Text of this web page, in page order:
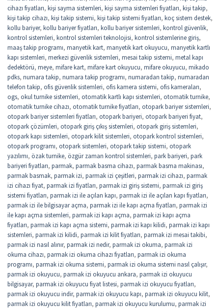
cihazı fiyatları, kişi sayma sistemleri, kişi sayma sistemleri fiyatları, kişi takip,
kişi takip cihazı, kişi takip sistemi, kişi takip sistemi fiyatları, koç sistem destek,
kollu bariyer, kollu bariyer fiyatları, kollu bariyer sistemleri, kontrol güvenlik,
kontrol sistemleri, kontrol sistemleri teknolojisi, kontrol sistemlerine giriş,
maaş takip programı, manyetik kart, manyetik kart okuyucu, manyetik kartlı
kapı sistemleri, merkezi güvenlik sistemleri, mesai takip sistemi, metal kapı
dedektörü, meye, mifare kart, mifare kart okuyucu, mifare okuyucu, mikado
pdks, numara takip, numara takip programı, numaradan takip, numaradan
telefon takip, ofis güvenlik sistemleri, ofis kamera sistemi, ofis kameraları,
ogs, okul turnike sistemleri, otomatik kartlı kapı sistemleri, otomatik turnike,
otomatik turnike cihazı, otomatik turnike fiyatları, otopark bariyer sistemleri,
otopark bariyer sistemleri fiyatları, otopark bariyeri, otopark bariyeri fiyat,
otopark çözümleri, otopark giriş çıkış sistemleri, otopark giriş sistemleri,
otopark kapı sistemleri, otopark kilit sistemleri, otopark kontrol sistemleri,
otopark programı, otopark sistemleri, otopark takip sistemi, otopark
yazılımı, özak turnike, özgür zaman kontrol sistemleri, park bariyeri, park
bariyeri fiyatları, parmak, parmak basma cihazı, parmak basma makinası,
parmak basmak, parmak izi, parmak izi çeşitleri, parmak izi cihazı, parmak
izi cihazı fiyat, parmak izi fiyatları, parmak izi giriş sistemi, parmak izi giriş
sistemi fiyatları, parmak izi ile açılan kapı, parmak izi ile açılan kapı fiyatları,
parmak izi ile bilgisayar açma, parmak izi ile kapı açma fiyatları, parmak izi
ile kapı açma sistemleri, parmak izi kapı açma, parmak izi kapı açma
fiyatları, parmak izi kapı açma sistemi, parmak izi kapı kilidi, parmak izi kapı
sistemleri, parmak izi kilidi, parmak izi kilit fiyatları, parmak izi mesai takibi,
parmak izi nasıl alınır, parmak izi nedir, parmak izi okuma, parmak izi
okuma cihazı, parmak izi okuma cihazı fiyatları, parmak izi okuma
programı, parmak izi okuma sistemi, parmak izi okuma sistemi nasıl çalışır,
parmak izi okuyucu, parmak izi okuyucu ankara, parmak izi okuyucu
bilgisayar, parmak izi okuyucu fiyat listesi, parmak izi okuyucu fiyatları,
parmak izi okuyucu indir, parmak izi okuyucu kapı, parmak izi okuyucu kilit,
parmak izi okuyucu kilit fiyatları, parmak izi okuyucu kurulumu, parmak izi